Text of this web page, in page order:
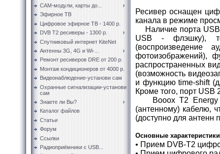
CAM-модули, карты до...
Эфирное ТВ
Цифровое эфирное ТВ - 1400 р.
DVB T2 ресиверы - 1300 р.
Спутниковый интернет KiteNet
Антенны 3G, 4G и Wi-...
Ремонт ресиверов DRE от 200 р.
Монтаж кондиционеров от 4000 р.
Видеонаблюдение-установи сам
Охранные сигнализации-установи
сам
Знаете ли Вы?
Каталог файлов
Статьи
Форум
Ссылки
Радиоприёмники с USB...
Ресивер оснащен
канала в режиме
Наличие порта USB
USB - флэшку),
(воспроизведение
фотоизображений),
распространенных
(возможность
и функцию time-shift
Кроме того, порт USB
Вооох Т2 Energy
(антенному) кабелю,
(доступно для антенн
Основные характеристики
• Прием DVB-T2